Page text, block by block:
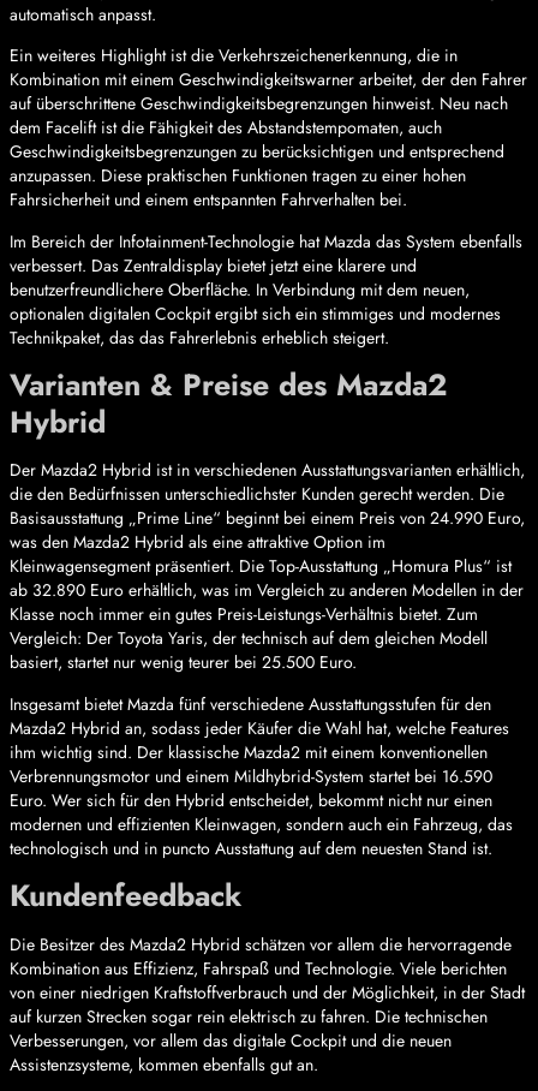
automatisch anpasst.
Ein weiteres Highlight ist die Verkehrszeichenerkennung, die in
Kombination mit einem Geschwindigkeitswarner arbeitet, der den Fahrer
auf überschrittene Geschwindigkeitsbegrenzungen hinweist. Neu nach
dem Facelift ist die Fähigkeit des Abstandstempomaten, auch
Geschwindigkeitsbegrenzungen zu berücksichtigen und entsprechend
anzupassen. Diese praktischen Funktionen tragen zu einer hohen
Fahrsicherheit und einem entspannten Fahrverhalten bei.
Im Bereich der Infotainment-Technologie hat Mazda das System ebenfalls
verbessert. Das Zentraldisplay bietet jetzt eine klarere und
benutzerfreundlichere Oberfläche. In Verbindung mit dem neuen,
optionalen digitalen Cockpit ergibt sich ein stimmiges und modernes
Technikpaket, das das Fahrerlebnis erheblich steigert.
Varianten & Preise des Mazda2
Hybrid
Der Mazda2 Hybrid ist in verschiedenen Ausstattungsvarianten erhältlich,
die den Bedürfnissen unterschiedlichster Kunden gerecht werden. Die
Basisausstattung „Prime Line“ beginnt bei einem Preis von 24.990 Euro,
was den Mazda2 Hybrid als eine attraktive Option im
Kleinwagensegment präsentiert. Die Top-Ausstattung „Homura Plus“ ist
ab 32.890 Euro erhältlich, was im Vergleich zu anderen Modellen in der
Klasse noch immer ein gutes Preis-Leistungs-Verhältnis bietet. Zum
Vergleich: Der Toyota Yaris, der technisch auf dem gleichen Modell
basiert, startet nur wenig teurer bei 25.500 Euro.
Insgesamt bietet Mazda fünf verschiedene Ausstattungsstufen für den
Mazda2 Hybrid an, sodass jeder Käufer die Wahl hat, welche Features
ihm wichtig sind. Der klassische Mazda2 mit einem konventionellen
Verbrennungsmotor und einem Mildhybrid-System startet bei 16.590
Euro. Wer sich für den Hybrid entscheidet, bekommt nicht nur einen
modernen und effizienten Kleinwagen, sondern auch ein Fahrzeug, das
technologisch und in puncto Ausstattung auf dem neuesten Stand ist.
Kundenfeedback
Die Besitzer des Mazda2 Hybrid schätzen vor allem die hervorragende
Kombination aus Effizienz, Fahrspaß und Technologie. Viele berichten
von einer niedrigen Kraftstoffverbrauch und der Möglichkeit, in der Stadt
auf kurzen Strecken sogar rein elektrisch zu fahren. Die technischen
Verbesserungen, vor allem das digitale Cockpit und die neuen
Assistenzsysteme, kommen ebenfalls gut an.